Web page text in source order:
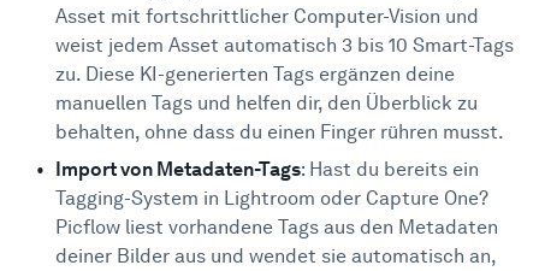
Asset mit fortschrittlicher Computer-Vision und
weist jedem Asset automatisch 3 bis 10 Smart-Tags
zu. Diese KI-generierten Tags ergänzen deine
manuellen Tags und helfen dir, den Überblick zu
behalten, ohne dass du einen Finger rühren musst.
Import von Metadaten-Tags: Hast du bereits ein
Tagging-System in Lightroom oder Capture One?
Picflow liest vorhandene Tags aus den Metadaten
deiner Bilder aus und wendet sie automatisch an,